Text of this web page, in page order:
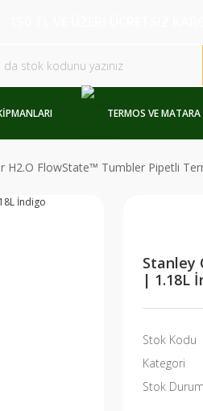
TERMOS VE MATARA
H2.O FlowState™ Tumbler Pipetli
Stanley
| 1.18L
Stok Kodu
Kategori
Stok